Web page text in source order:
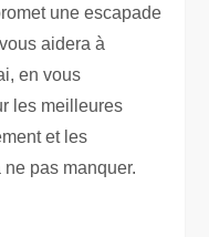
une escapade
aidera à
en vous
les meilleures
et les
pas manquer.